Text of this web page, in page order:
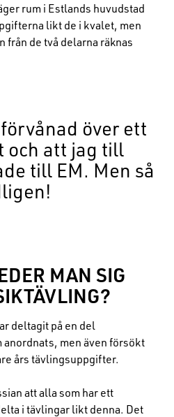
rum i Estlands huvudstad
likt de i kvalet, men
från de två delarna räknas
över ett
och att jag till
till EM. Men så
MAN SIG
deltagit på en del
men även försökt
års tävlingsuppgifter.
att alla som har ett
i tävlingar likt denna. Det